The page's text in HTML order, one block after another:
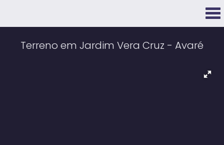
Terreno em Jardim Vera Cruz - Avaré